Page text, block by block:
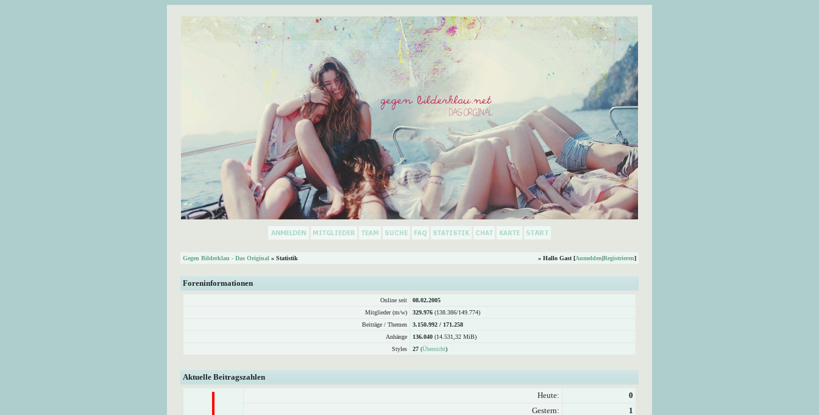
Gegen Bilderklau - Das Original » Statistik » Hallo Gast [Anmelden|Registrieren]
Foreninformationen
Online seit
08.02.2005
Mitglieder (m/w)
329.976 (138.386/149.774)
Beiträge / Themen
3.150.992 / 171.258
Anhänge
136.040 (14.531,32 MiB)
Styles
27 (Übersicht)
Aktuelle Beitragszahlen
Heute:
0
Gestern:
1